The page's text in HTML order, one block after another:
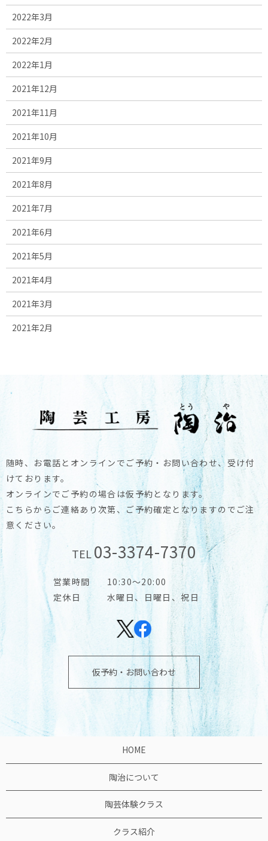
2022年3月
2022年2月
2022年1月
2021年12月
2021年11月
2021年10月
2021年9月
2021年8月
2021年7月
2021年6月
2021年5月
2021年4月
2021年3月
2021年2月
随時、お電話とオンラインでご予約・お問い合わせ、受け付
けております。
オンラインでご予約の場合は仮予約となります。
こちらからご連絡あり次第、ご予約確定となりますのでご注
意ください。
TEL03-3374-7370
営業時間
10:30～20:00
定休日
水曜日、日曜日、祝日
仮予約・お問い合わせ
HOME
陶治について
陶芸体験クラス
クラス紹介